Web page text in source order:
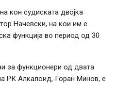
кон судиската двојка
Начевски, на кои им е
функција во период од 30
за функционери од двата
РК Алкалоид, Горан Минов, е